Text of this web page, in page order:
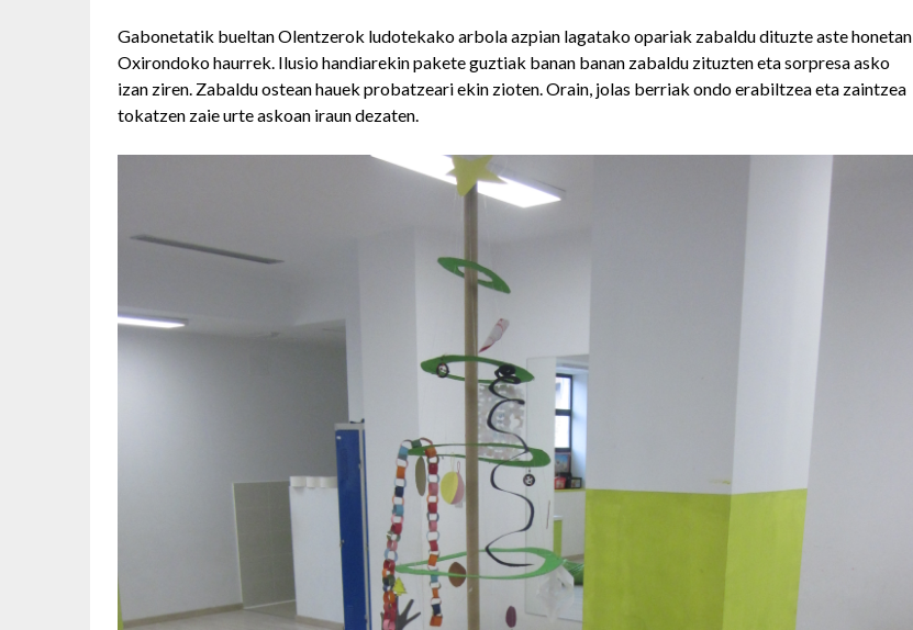
Gabonetatik bueltan Olentzerok ludotekako arbola azpian lagatako opariak zabaldu dituzte aste honetan
Oxirondoko haurrek. Ilusio handiarekin pakete guztiak banan banan zabaldu zituzten eta sorpresa asko
izan ziren. Zabaldu ostean hauek probatzeari ekin zioten. Orain, jolas berriak ondo erabiltzea eta zaintzea
tokatzen zaie urte askoan iraun dezaten.